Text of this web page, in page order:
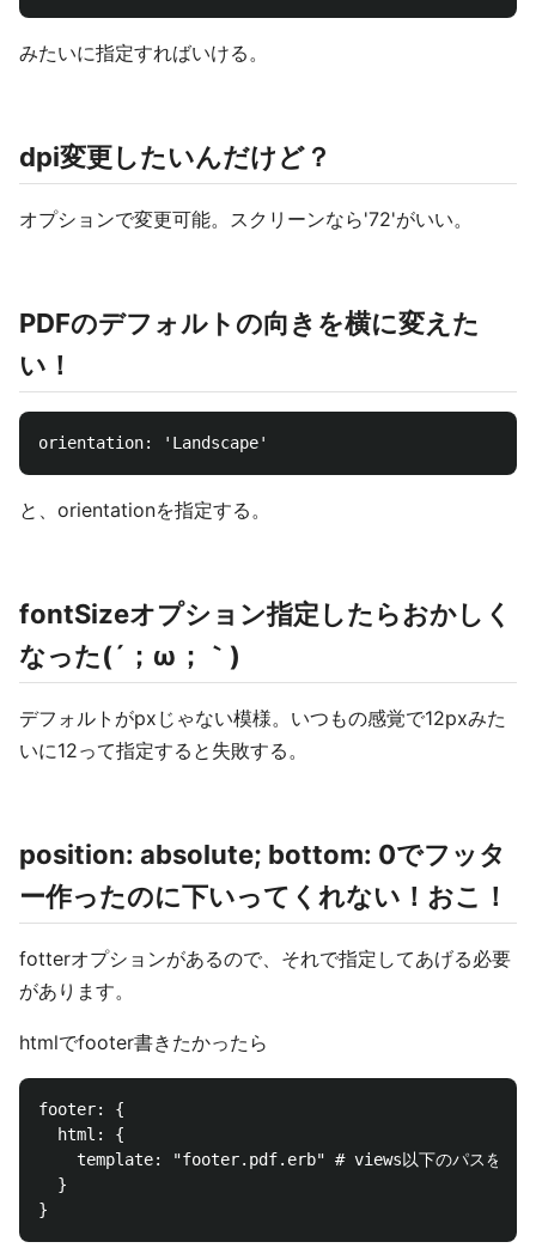
みたいに指定すればいける。
dpi変更したいんだけど？
オプションで変更可能。スクリーンなら'72'がいい。
PDFのデフォルトの向きを横に変えた
い！
と、orientationを指定する。
fontSizeオプション指定したらおかしく
なった(´；ω；｀)
デフォルトがpxじゃない模様。いつもの感覚で12pxみた
いに12って指定すると失敗する。
position: absolute; bottom: 0でフッタ
ー作ったのに下いってくれない！おこ！
fotterオプションがあるので、それで指定してあげる必要
があります。
htmlでfooter書きたかったら
footer: {
  html: {
template: "footer.pdf.erb" # views以下のパスを指定
  }